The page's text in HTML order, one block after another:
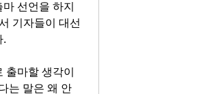
선언을 하지
기자들이 대선
.
마할 생각이
는 말은 왜 안